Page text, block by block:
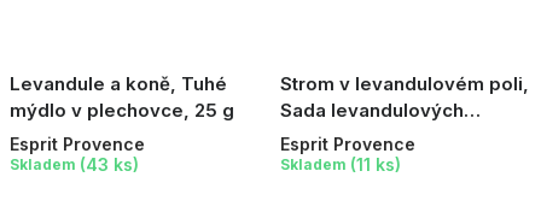
Levandule a koně, Tuhé
mýdlo v plechovce, 25 g
Esprit Provence
Skladem (43 ks)
Strom v levandulovém poli,
Sada levandulových
pokladů v plechové
krabičce
Esprit Provence
Skladem (11 ks)